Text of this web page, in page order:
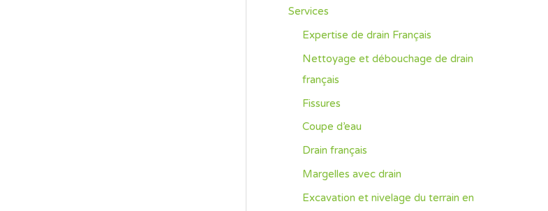
Services
Expertise de drain Français
Nettoyage et débouchage de drain
français
Fissures
Coupe d’eau
Drain français
Margelles avec drain
Excavation et nivelage du terrain en